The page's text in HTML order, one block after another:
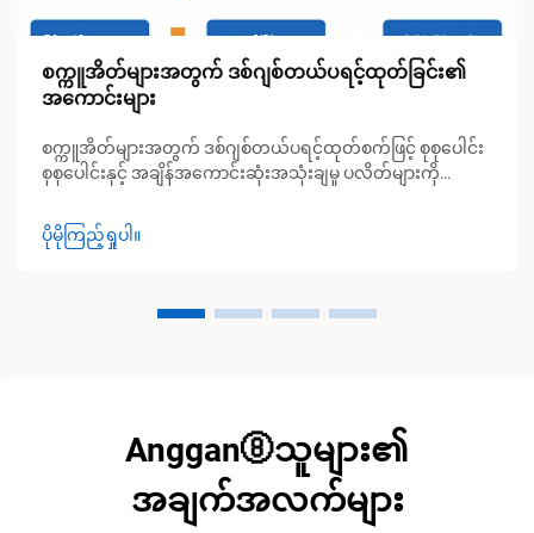
စက္ကူအိတ်များအတွက် ဒစ်ဂျစ်တယ်ပရင့်ထုတ်ခြင်း၏
အကောင်းများ
စက္ကူအိတ်များအတွက် ဒစ်ဂျစ်တယ်ပရင့်ထုတ်စက်ဖြင့် စုစုပေါင်း
စုစုပေါင်းနှင့် အချိန်အကောင်းဆုံးအသုံးချမှု ပလိတ်များကို
လျှော့ချခြင်းဖြင့် အတိုတောင်းအမှာစာများအတွက် အမြတ်ထွက်
သော ထုတ်လုပ်မှုကို ဖန်တီးပေးခြင်း ဒစ်ဂျစ်တယ်ပရင့်ထုတ်ခြင်း
ပိုမိုကြည့်ရှုပါ။
Anggan⑧သူများ၏
အချက်အလက်များ